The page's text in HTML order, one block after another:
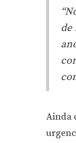
de
Ainda